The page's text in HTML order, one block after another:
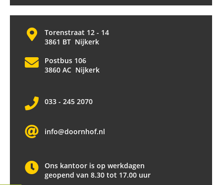
Torenstraat 12 - 14
3861 BT Nijkerk
Postbus 106
3860 AC Nijkerk
033 - 245 2070
info@doornhof.nl
Ons kantoor is op werkdagen
geopend van 8.30 tot 17.00 uur